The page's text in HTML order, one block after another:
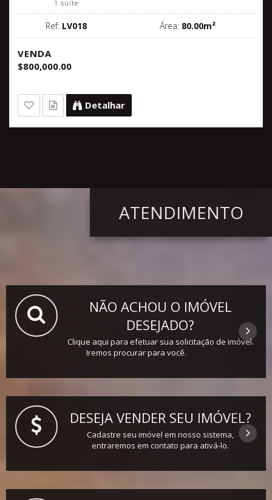
1 suíte
Ref: LV018 Área: 80.00m²
VENDA
$800,000.00
Detalhar
ATENDIMENTO
NÃO ACHOU O IMÓVEL
DESEJADO?
Clique aqui para efetuar sua solicitação de imóvel.
Iremos procurar para você.
DESEJA VENDER SEU IMÓVEL?
Cadastre seu imóvel em nosso sistema,
entraremos em contato para ativá-lo.